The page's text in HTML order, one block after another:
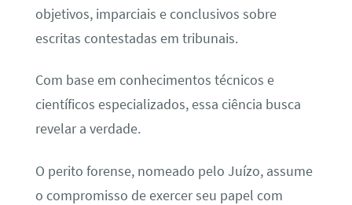
objetivos, imparciais e conclusivos sobre
escritas contestadas em tribunais.
Com base em conhecimentos técnicos e
científicos especializados, essa ciência busca
revelar a verdade.
O perito forense, nomeado pelo Juízo, assume
o compromisso de exercer seu papel com